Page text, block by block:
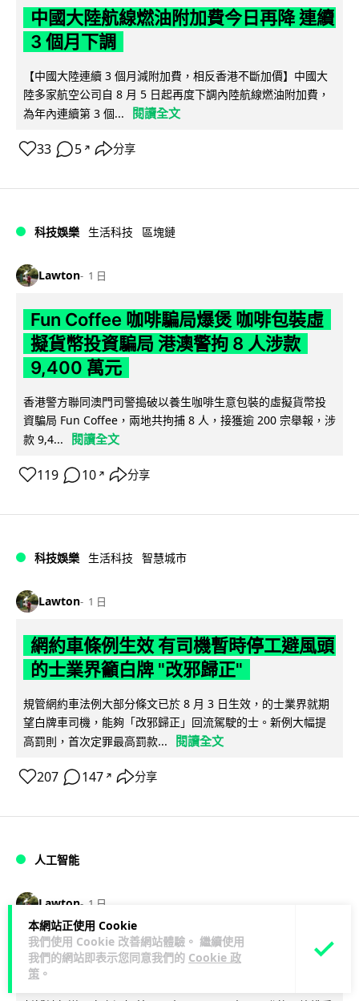
本網站正使用 Cookie
我們使用 Cookie 改善網站體驗。 繼續使用
我們的網站即表示您同意我們的 Cookie 政
策 。
中國大陸航線燃油附加費今日再降 連續
3 個月下調
【中國大陸連續 3 個月減附加費，相反香港不斷加價】中國大
陸多家航空公司自 8 月 5 日起再度下調內陸航線燃油附加費，
為年內連續第 3 個...
閱讀全文
33 5 ↗ 分享
科技娛樂 生活科技 區塊鏈
Lawton 1 日
Fun Coffee 咖啡騙局爆煲 咖啡包裝虛
擬貨幣投資騙局 港澳警拘 8 人涉款
9,400 萬元
香港警方聯同澳門司警搗破以養生咖啡生意包裝的虛擬貨幣投
資騙局 Fun Coffee，兩地共拘捕 8 人，接獲逾 200 宗舉報，涉
款 9,4...
閱讀全文
119 10 ↗ 分享
科技娛樂 生活科技 智慧城市
Lawton 1 日
網約車條例生效 有司機暫時停工避風頭
的士業界籲白牌 "改邪歸正"
規管網約車法例大部分條文已於 8 月 3 日生效，的士業界就期
望白牌車司機，能夠「改邪歸正」回流駕駛的士。新例大幅提
高罰則，首次定罪最高罰款...
閱讀全文
207 147 ↗ 分享
人工智能
Lawton 1 日
白宮拒測中國開放 AI 模型 業界質疑安
全框架選擇性執行